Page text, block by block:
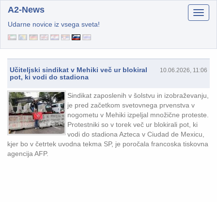
A2-News
Udarne novice iz vsega sveta!
10.06.2026, 11:06
Učiteljski sindikat v Mehiki več ur blokiral
pot, ki vodi do stadiona
Sindikat zaposlenih v šolstvu in izobraževanju,
je pred začetkom svetovnega prvenstva v
nogometu v Mehiki izpeljal množične proteste.
Protestniki so v torek več ur blokirali pot, ki
vodi do stadiona Azteca v Ciudad de Mexicu,
kjer bo v četrtek uvodna tekma SP, je poročala francoska tiskovna
agencija AFP.